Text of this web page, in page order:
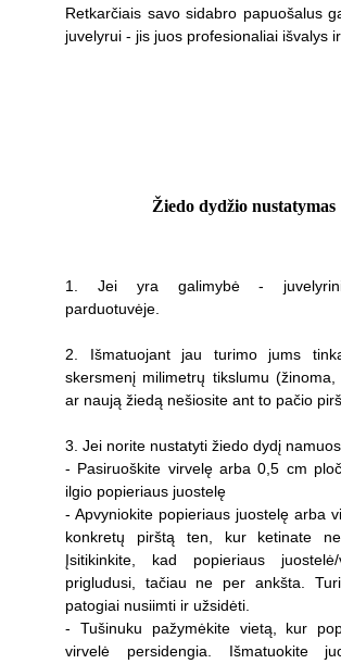
Retkarčiais savo sidabro papuošalus
juvelyrui - jis juos profesionaliai išvalys
Žiedo dydžio nustatymas
1. Jei yra galimybė -
parduotuvėje.
2. Išmatuojant jau turimo jums
skersmenį milimetrų tikslumu (žinoma,
ar naują žiedą nešiosite ant to pačio
3. Jei norite nustatyti žiedo dydį
- Pasiruoškite virvelę arba 0,5 cm
ilgio popieriaus juostelę
- Apvyniokite popieriaus juostelę arba
konkretų pirštą ten, kur ketinate
Įsitikinkite, kad popieriaus
prigludusi, tačiau ne per ankšta.
patogiai nusiimti ir užsidėti.
- Tušinuku pažymėkite vietą, kur
virvelė persidengia. Išmatuokite